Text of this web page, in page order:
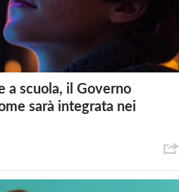
a scuola, il Governo
sarà integrata nei